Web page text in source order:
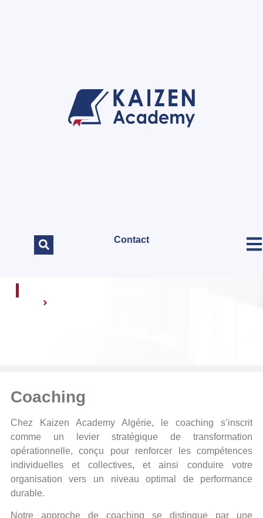
Contact
Coaching
Chez Kaizen Academy Algérie, le coaching s’inscrit
comme un levier stratégique de transformation
opérationnelle, conçu pour renforcer les compétences
individuelles et collectives, et ainsi conduire votre
organisation vers un niveau optimal de performance
durable.
Notre approche de coaching se distingue par une